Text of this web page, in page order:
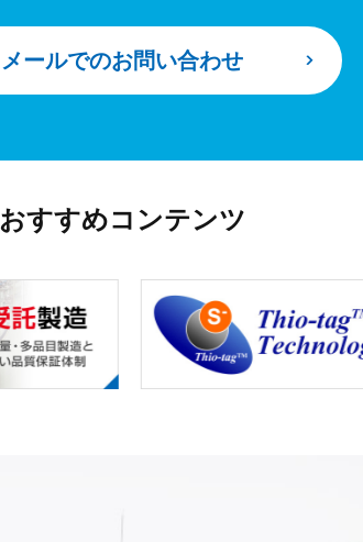
メールでのお問い合わせ
おすすめコンテンツ